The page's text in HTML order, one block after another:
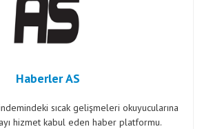
Haberler AS
sıcak gelişmeleri okuyucularına
hizmet kabul eden haber platformu.